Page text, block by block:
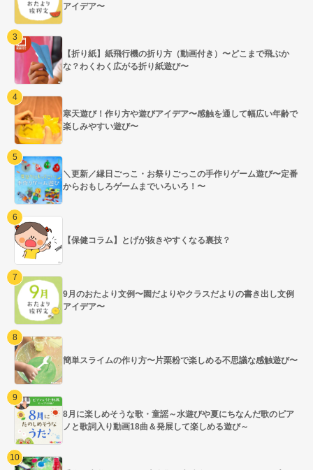
アイデア〜
【折り紙】紙飛行機の折り方（動画付き）〜どこまで飛ぶか
な？わくわく広がる折り紙遊び〜
寒天遊び！作り方や遊びアイデア〜感触を通して幅広い年齢で
楽しみやすい遊び〜
＼更新／縁日ごっこ・お祭りごっこの手作りゲーム遊び〜定番
からおもしろゲームまでいろいろ！〜
【保健コラム】とげが抜きやすくなる裏技？
9月のおたより文例〜園だよりやクラスだよりの書き出し文例
アイデア〜
簡単スライムの作り方〜片栗粉で楽しめる不思議な感触遊び〜
8月に楽しめそうな歌・童謡～水遊びや夏にちなんだ歌のピア
ノと歌詞入り動画18曲＆発展して楽しめる遊び～